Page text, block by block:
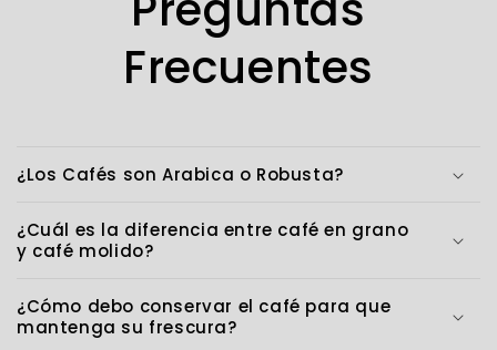
t
o
n
:
Frecuentes
¿Los Cafés son Arabica o Robusta?
¿Cuál es la diferencia entre café en grano
y café molido?
¿Cómo debo conservar el café para que
mantenga su frescura?